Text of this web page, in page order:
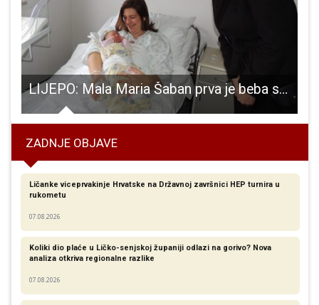
LIJEPO: Mala Maria Šaban prva je beba s područja Gospića rođena u ovoj godini
ZADNJE OBJAVE
Ličanke viceprvakinje Hrvatske na Državnoj završnici HEP turnira u
rukometu
07.08.2026
Koliki dio plaće u Ličko-senjskoj županiji odlazi na gorivo? Nova
analiza otkriva regionalne razlike​
07.08.2026